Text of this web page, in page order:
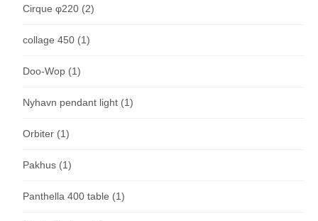
Cirque φ220 (2)
collage 450 (1)
Doo-Wop (1)
Nyhavn pendant light (1)
Orbiter (1)
Pakhus (1)
Panthella 400 table (1)